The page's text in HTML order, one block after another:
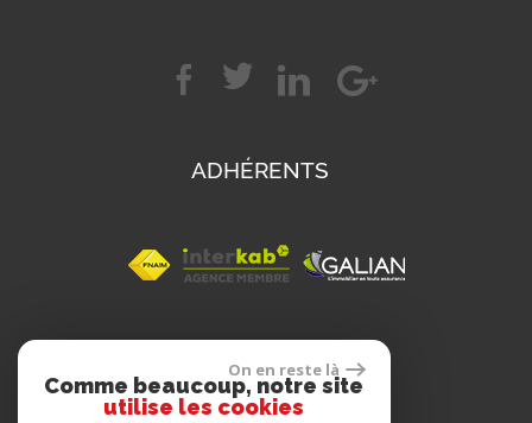
ADHÉRENTS
SE CONNECTER
On en reste là
Comme beaucoup, notre site
utilise les cookies